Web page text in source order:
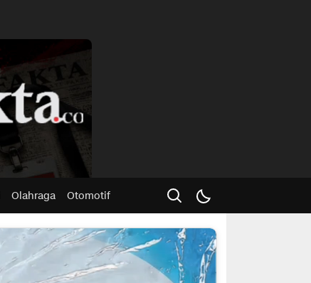
Olahraga Otomotif